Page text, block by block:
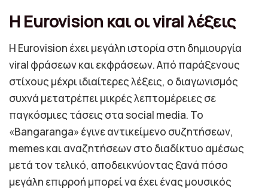
Η Eurovision και οι viral λέξεις
Η Eurovision έχει μεγάλη ιστορία στη δημιουργία
viral φράσεων και εκφράσεων. Από παράξενους
στίχους μέχρι ιδιαίτερες λέξεις, ο διαγωνισμός
συχνά μετατρέπει μικρές λεπτομέρειες σε
παγκόσμιες τάσεις στα social media. Το
«Bangaranga» έγινε αντικείμενο συζητήσεων,
memes και αναζητήσεων στο διαδίκτυο αμέσως
μετά τον τελικό, αποδεικνύοντας ξανά πόσο
μεγάλη επιρροή μπορεί να έχει ένας μουσικός